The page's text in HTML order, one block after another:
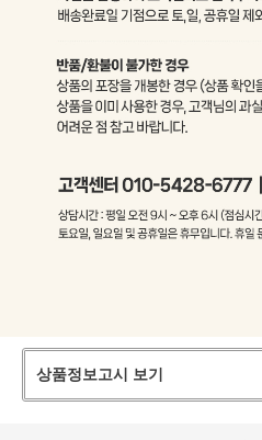
상품정보고시 보기